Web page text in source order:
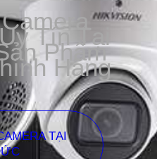
Tín Tại
Phẩm
Hãng
TẠI